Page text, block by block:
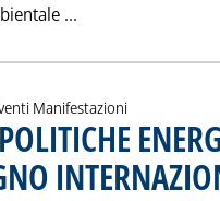
...
Manifestazioni